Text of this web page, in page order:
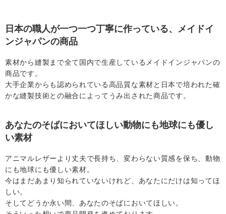
日本の職人が一つ一つ丁寧に作っている、メイドイ
ンジャパンの商品
素材から縫製まで全て国内で生産しているメイドインジャパンの
商品です。
大手企業からも認められている高品質な素材と日本で培われた確
かな縫製技術との融合によってうみ出された商品です。
あなたのそばにおいてほしい動物にも地球にも優し
い素材
アニマルレザーより丈夫で長持ち、変わらない質感を保ち、動物
にも地球にも優しい素材。
今はまだあまり知られていないけれど、あなたにだけは知ってほ
しい。
そしてどうか永い間、あなたのそばにおいてほしい。